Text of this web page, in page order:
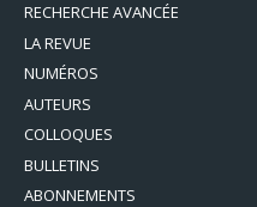
RECHERCHE AVANCÉE
LA REVUE
NUMÉROS
AUTEURS
COLLOQUES
BULLETINS
ABONNEMENTS